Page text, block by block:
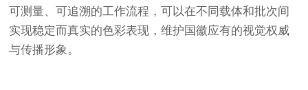
可测量、可追溯的工作流程，可以在不同载体和批次间
实现稳定而真实的色彩表现，维护国徽应有的视觉权威
与传播形象。